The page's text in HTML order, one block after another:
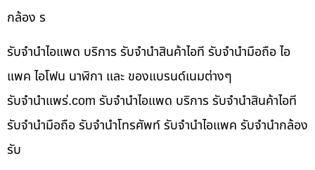
กล้อง ร
รับจำนำไอแพด บริการ รับจำนำสินค้าไอที รับจำนำมือถือ ไอ
แพค ไอโฟน นาฬิกา และ ของแบรนด์เนมต่างๆ
รับจํานําแพร่.com รับจำนำไอแพด บริการ รับจำนำสินค้าไอที
รับจำนำมือถือ รับจำนำโทรศัพท์ รับจำนำไอแพค รับจำนำกล้อง
รับ